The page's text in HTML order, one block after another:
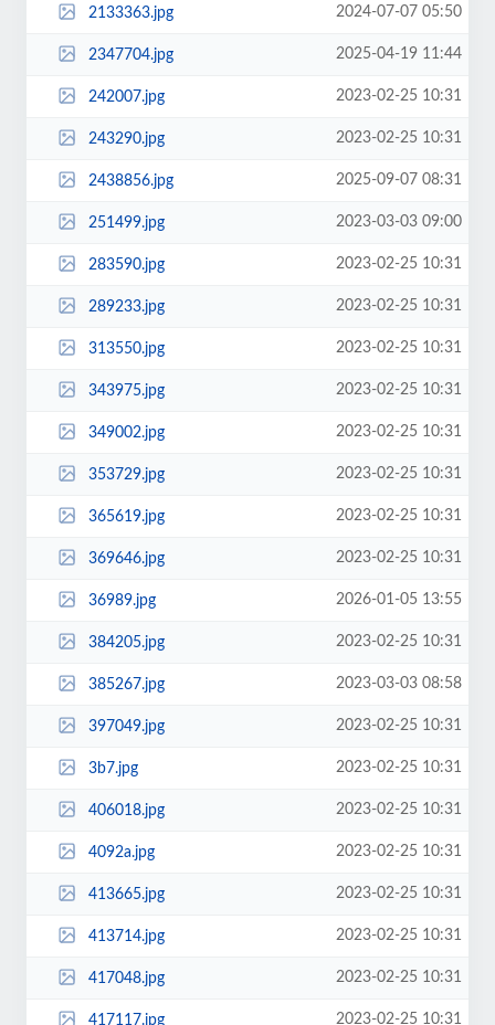
2133363.jpg 2024-07-07 05:50
2347704.jpg 2025-04-19 11:44
242007.jpg 2023-02-25 10:31
243290.jpg 2023-02-25 10:31
2438856.jpg 2025-09-07 08:31
251499.jpg 2023-03-03 09:00
283590.jpg 2023-02-25 10:31
289233.jpg 2023-02-25 10:31
313550.jpg 2023-02-25 10:31
343975.jpg 2023-02-25 10:31
349002.jpg 2023-02-25 10:31
353729.jpg 2023-02-25 10:31
365619.jpg 2023-02-25 10:31
369646.jpg 2023-02-25 10:31
36989.jpg 2026-01-05 13:55
384205.jpg 2023-02-25 10:31
385267.jpg 2023-03-03 08:58
397049.jpg 2023-02-25 10:31
3b7.jpg 2023-02-25 10:31
406018.jpg 2023-02-25 10:31
4092a.jpg 2023-02-25 10:31
413665.jpg 2023-02-25 10:31
413714.jpg 2023-02-25 10:31
417048.jpg 2023-02-25 10:31
417117.jpg 2023-02-25 10:31